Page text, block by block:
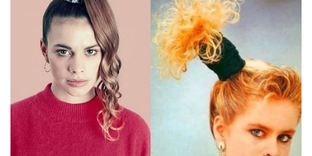
പെരുമാറുമെന്നും എങ്ങനെ പ്രതിരോധിക്കാമെന്നും
ശാസ്ത്രത്തിന് കൃത്യമായി അറിയാം. വൈറസ്
ശ്വാസകോശത്തിന്റെ ആഴത്തിലുള്ള ഭാഗങ്ങളെയാണ്
ബാധിക്കുന്നത് എന്നതിനാൽ രോഗി ചുമയ്ക്കുമ്പോൾ
വൈറസ് കണികകൾ വായുവിലൂടെ പടരുന്നത്
കുറവാണെന്നും വിദഗ്ധർ പറയുന്നു.
3. ദീർഘമായ ഇൻകുബേഷൻ കാലയളവ്
കോവിഡിനെക്കാൾ കൂടുതൽ സമയം ഈ വൈറസ്